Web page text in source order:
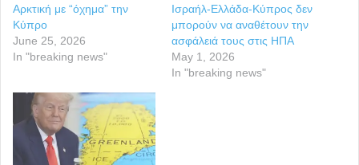
Αρκτική με “όχημα” την
Κύπρο
June 25, 2026
In "breaking news"
Ισραήλ-Ελλάδα-Κύπρος δεν
μπορούν να αναθέτουν την
ασφάλειά τους στις ΗΠΑ
May 1, 2026
In "breaking news"